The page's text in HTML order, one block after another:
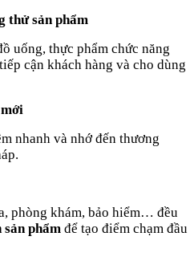
thử sản phẩm
uống, thực phẩm chức năng
cận khách hàng và cho dùng
nhanh và nhớ đến thương
phòng khám, bảo hiểm… đều
phẩm để tạo điểm chạm đầu